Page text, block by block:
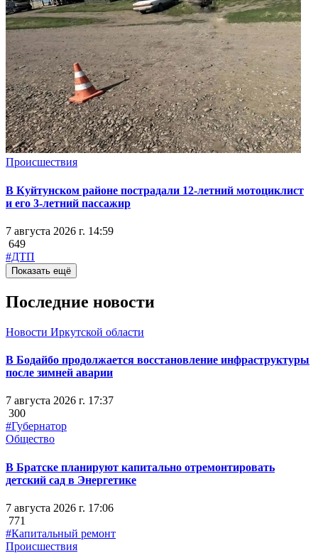
Происшествия
В Куйтунском районе пострадали 12-летний мотоциклист
и его 3-летний пассажир
7 августа 2026 г. 14:59
649
#ДТП
Показать ещё
Последние новости
Новости Иркутской области
В Бодайбо продолжается восстановление инфраструктуры
после зимней аварии
7 августа 2026 г. 17:37
300
#Губернатор
Общество
В Братске планируют капитально отремонтировать
детский сад в Энергетике
7 августа 2026 г. 17:06
771
#Капитальный ремонт
Происшествия